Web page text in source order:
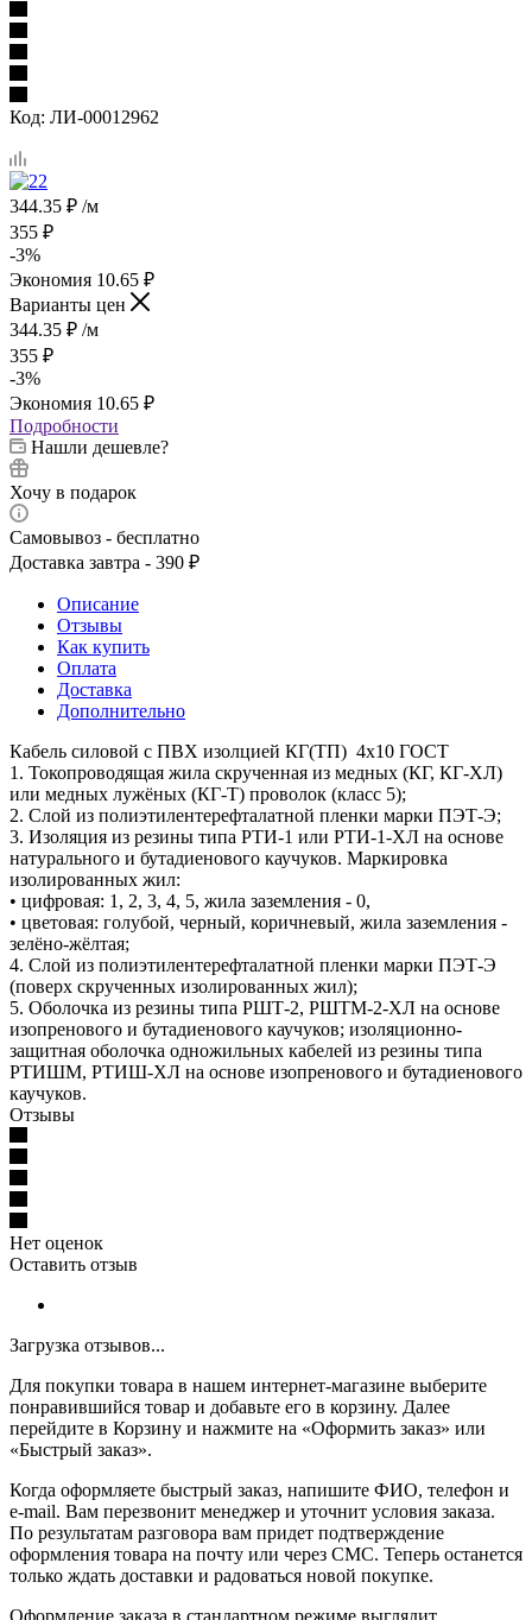
Код: ЛИ-00012962
344.35 ₽ /м
355 ₽
-3%
Экономия 10.65 ₽
Варианты цен
344.35 ₽ /м
355 ₽
-3%
Экономия 10.65 ₽
Подробности
Нашли дешевле?
Хочу в подарок
Самовывоз - бесплатно
Доставка завтра - 390 ₽
Описание
Отзывы
Как купить
Оплата
Доставка
Дополнительно
Кабель силовой с ПВХ изолцией КГ(ТП) 4х10 ГОСТ
1. Токопроводящая жила скрученная из медных (КГ, КГ-ХЛ)
или медных лужёных (КГ-Т) проволок (класс 5);
2. Слой из полиэтилентерефталатной пленки марки ПЭТ-Э;
3. Изоляция из резины типа РТИ-1 или РТИ-1-ХЛ на основе
натурального и бутадиенового каучуков. Маркировка
изолированных жил:
• цифровая: 1, 2, 3, 4, 5, жила заземления - 0,
• цветовая: голубой, черный, коричневый, жила заземления -
зелёно-жёлтая;
4. Слой из полиэтилентерефталатной пленки марки ПЭТ-Э
(поверх скрученных изолированных жил);
5. Оболочка из резины типа РШТ-2, РШТМ-2-ХЛ на основе
изопренового и бутадиенового каучуков; изоляционно-
защитная оболочка одножильных кабелей из резины типа
РТИШМ, РТИШ-ХЛ на основе изопренового и бутадиенового
каучуков.
Отзывы
Нет оценок
Оставить отзыв
Загрузка отзывов...
Для покупки товара в нашем интернет-магазине выберите
понравившийся товар и добавьте его в корзину. Далее
перейдите в Корзину и нажмите на «Оформить заказ» или
«Быстрый заказ».
Когда оформляете быстрый заказ, напишите ФИО, телефон и
e-mail. Вам перезвонит менеджер и уточнит условия заказа.
По результатам разговора вам придет подтверждение
оформления товара на почту или через СМС. Теперь останется
только ждать доставки и радоваться новой покупке.
Оформление заказа в стандартном режиме выглядит